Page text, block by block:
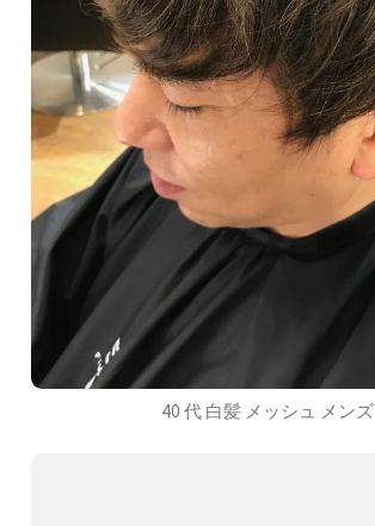
40 代 白髪 メッシュ メンズ